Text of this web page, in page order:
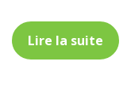
Lire la suite